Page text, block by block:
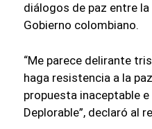
diálogos de paz entre
Gobierno colombiano.
“Me parece delirante
haga resistencia a la
propuesta inaceptable
Deplorable”, declaró al